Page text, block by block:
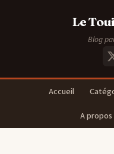
Le
Blog
Accueil
A